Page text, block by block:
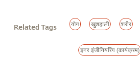
Related Tags योग खुशहाली शरीर
इनर इंजीनियरिंग (कार्यक्रम)